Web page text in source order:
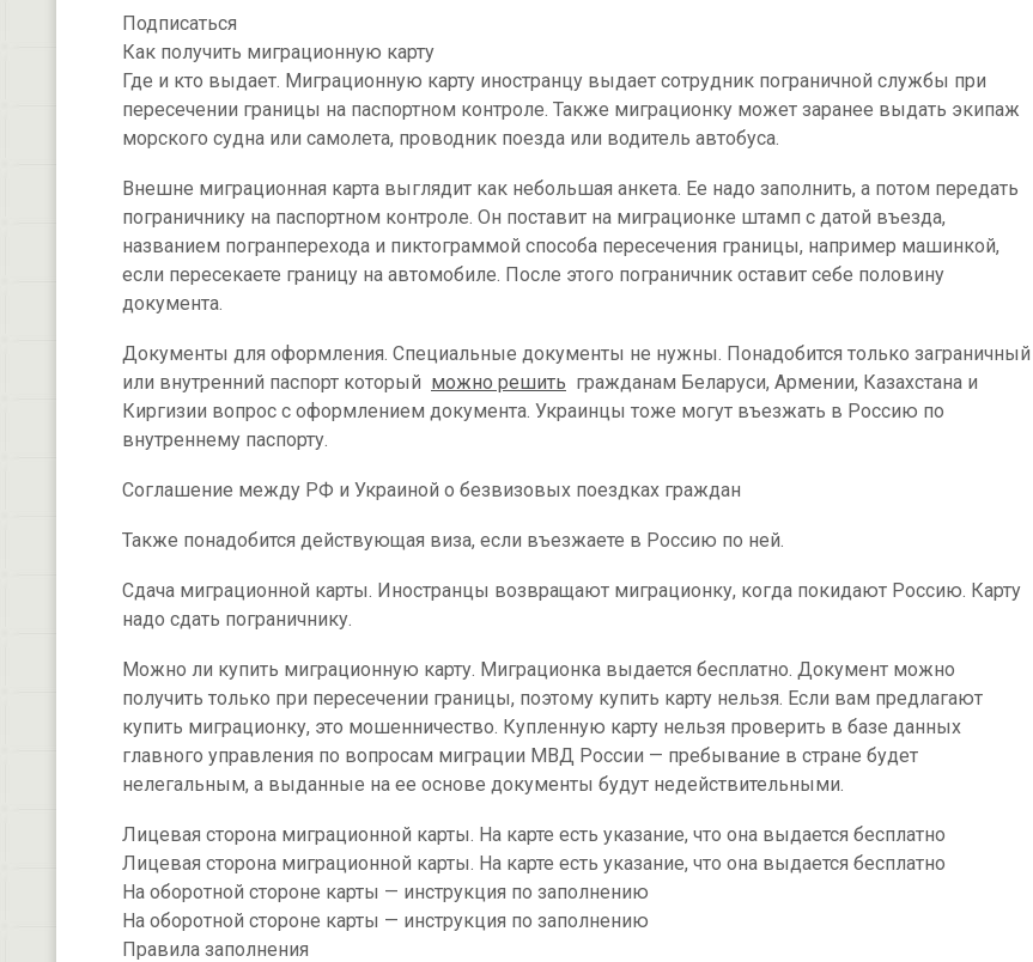
Подписаться
Как получить миграционную карту
Где и кто выдает. Миграционную карту иностранцу выдает сотрудник пограничной службы при
пересечении границы на паспортном контроле. Также миграционку может заранее выдать экипаж
морского судна или самолета, проводник поезда или водитель автобуса.
Внешне миграционная карта выглядит как небольшая анкета. Ее надо заполнить, а потом передать
пограничнику на паспортном контроле. Он поставит на миграционке штамп с датой въезда,
названием погранперехода и пиктограммой способа пересечения границы, например машинкой,
если пересекаете границу на автомобиле. После этого пограничник оставит себе половину
документа.
Документы для оформления. Специальные документы не нужны. Понадобится только заграничный
или внутренний паспорт который можно решить гражданам Беларуси, Армении, Казахстана и
Киргизии вопрос с оформлением документа. Украинцы тоже могут въезжать в Россию по
внутреннему паспорту.
Соглашение между РФ и Украиной о безвизовых поездках граждан
Также понадобится действующая виза, если въезжаете в Россию по ней.
Сдача миграционной карты. Иностранцы возвращают миграционку, когда покидают Россию. Карту
надо сдать пограничнику.
Можно ли купить миграционную карту. Миграционка выдается бесплатно. Документ можно
получить только при пересечении границы, поэтому купить карту нельзя. Если вам предлагают
купить миграционку, это мошенничество. Купленную карту нельзя проверить в базе данных
главного управления по вопросам миграции МВД России — пребывание в стране будет
нелегальным, а выданные на ее основе документы будут недействительными.
Лицевая сторона миграционной карты. На карте есть указание, что она выдается бесплатно
Лицевая сторона миграционной карты. На карте есть указание, что она выдается бесплатно
На оборотной стороне карты — инструкция по заполнению
На оборотной стороне карты — инструкция по заполнению
Правила заполнения